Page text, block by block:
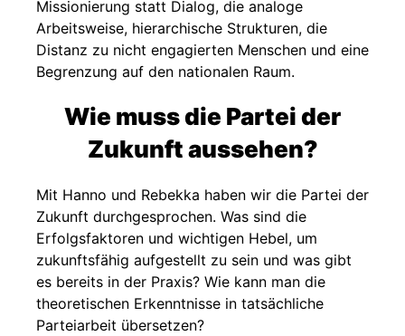
Missionierung statt Dialog, die analoge
Arbeitsweise, hierarchische Strukturen, die
Distanz zu nicht engagierten Menschen und eine
Begrenzung auf den nationalen Raum.
Wie muss die Partei der
Zukunft aussehen?
Mit Hanno und Rebekka haben wir die Partei der
Zukunft durchgesprochen. Was sind die
Erfolgsfaktoren und wichtigen Hebel, um
zukunftsfähig aufgestellt zu sein und was gibt
es bereits in der Praxis? Wie kann man die
theoretischen Erkenntnisse in tatsächliche
Parteiarbeit übersetzen?